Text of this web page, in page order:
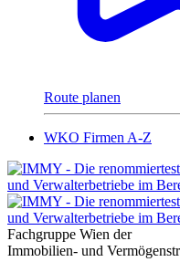
Route planen
WKO Firmen A-Z
Fachgruppe Wien der
Immobilien- und